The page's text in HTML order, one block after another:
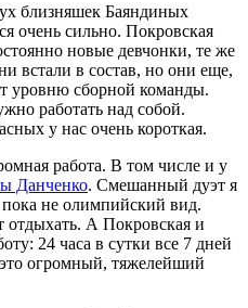
близняшек Баяндиных
очень сильно. Покровская
новые девчонки, те же
встали в состав, но они еще,
уровню сборной команды.
работать над собой.
у нас очень короткая.
работа. В том числе и у
Данченко. Смешанный дуэт я
пока не олимпийский вид.
отдыхать. А Покровская и
24 часа в сутки все 7 дней
огромный, тяжелейший